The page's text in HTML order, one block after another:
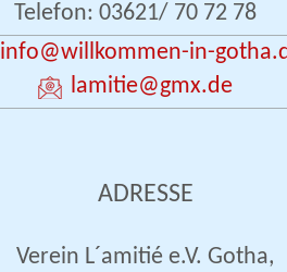
Telefon: 03621/ 70 72 78
info@willkommen-in-
lamitie@gmx.de
ADRESSE
Verein L´amitié e.V. Gotha,